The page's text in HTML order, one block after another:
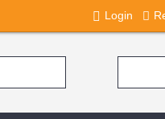
Login